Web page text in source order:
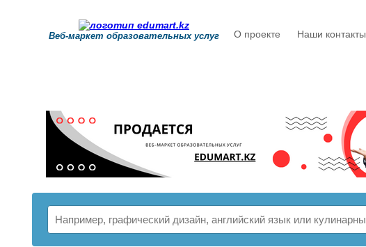
Веб-маркет образовательных услуг О проекте Наши контакты